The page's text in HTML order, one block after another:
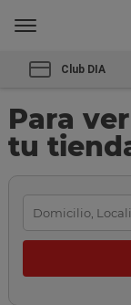
Club DIA
Para
tu